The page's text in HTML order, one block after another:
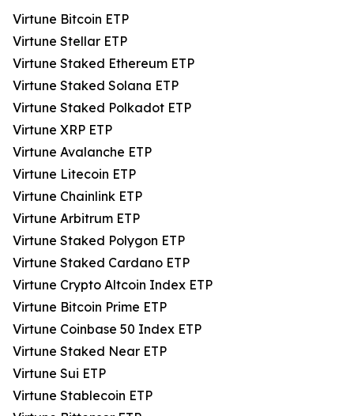
Virtune Bitcoin ETP
Virtune Stellar ETP
Virtune Staked Ethereum ETP
Virtune Staked Solana ETP
Virtune Staked Polkadot ETP
Virtune XRP ETP
Virtune Avalanche ETP
Virtune Litecoin ETP
Virtune Chainlink ETP
Virtune Arbitrum ETP
Virtune Staked Polygon ETP
Virtune Staked Cardano ETP
Virtune Crypto Altcoin Index ETP
Virtune Bitcoin Prime ETP
Virtune Coinbase 50 Index ETP
Virtune Staked Near ETP
Virtune Sui ETP
Virtune Stablecoin ETP